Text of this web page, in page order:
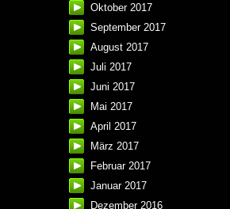
Oktober 2017
September 2017
August 2017
Juli 2017
Juni 2017
Mai 2017
April 2017
März 2017
Februar 2017
Januar 2017
Dezember 2016